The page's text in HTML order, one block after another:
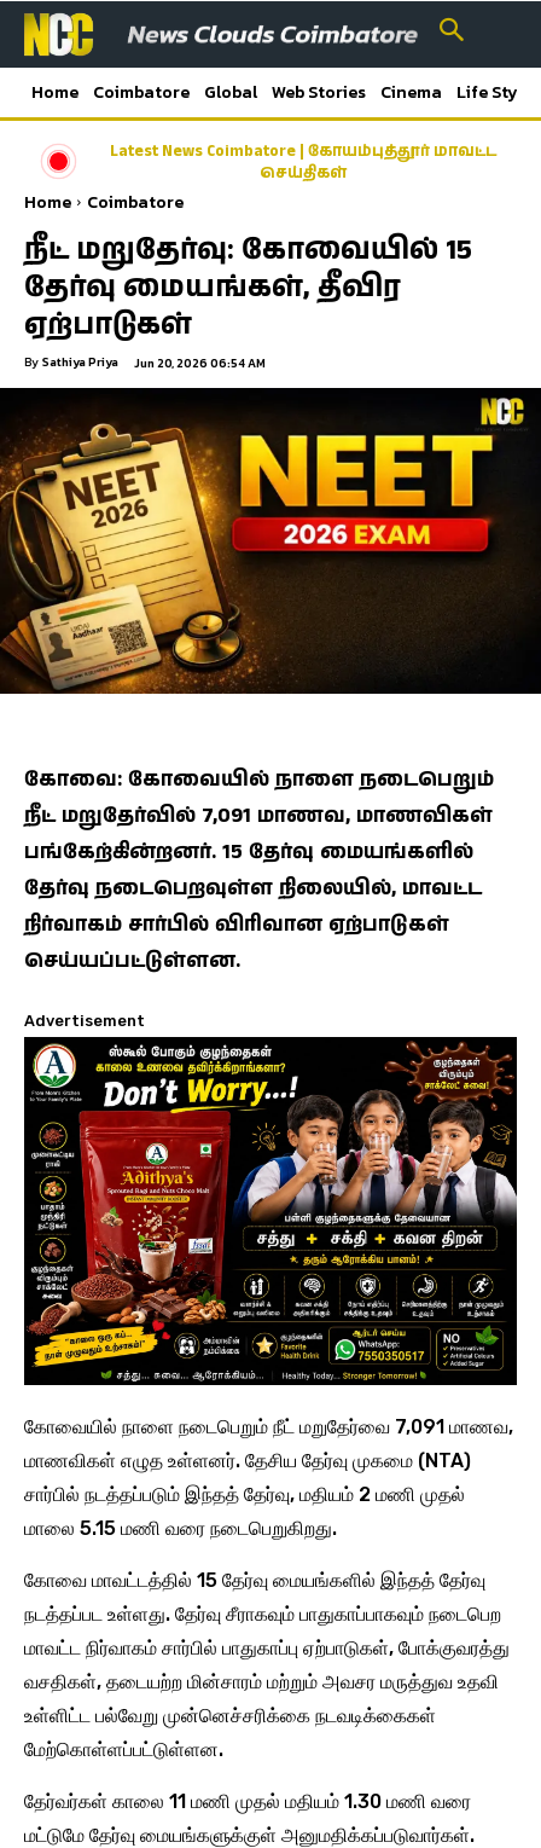
Home Coimbatore Global Web Stories Cinema Life Style
Latest News Coimbatore | கோயம்புத்தூர் மாவட்ட
செய்திகள்
ஓணம் பண்டிகை முன்னிட்டு சிறப்பு ரயில்கள்;
கேரளா–கோவை–பெங்களூரு பயணிகளுக்கு
Home Coimbatore
நீட் மறுதேர்வு: கோவையில் 15
தேர்வு மையங்கள், தீவிர
ஏற்பாடுகள்
By Sathiya Priya Jun 20, 2026 06:54 AM
கோவை: கோவையில் நாளை நடைபெறும்
நீட் மறுதேர்வில் 7,091 மாணவ, மாணவிகள்
பங்கேற்கின்றனர். 15 தேர்வு மையங்களில்
தேர்வு நடைபெறவுள்ள நிலையில், மாவட்ட
நிர்வாகம் சார்பில் விரிவான ஏற்பாடுகள்
செய்யப்பட்டுள்ளன.
Advertisement
கோவையில் நாளை நடைபெறும் நீட் மறுதேர்வை 7,091 மாணவ,
மாணவிகள் எழுத உள்ளனர். தேசிய தேர்வு முகமை (NTA)
சார்பில் நடத்தப்படும் இந்தத் தேர்வு, மதியம் 2 மணி முதல்
மாலை 5.15 மணி வரை நடைபெறுகிறது.
கோவை மாவட்டத்தில் 15 தேர்வு மையங்களில் இந்தத் தேர்வு
நடத்தப்பட உள்ளது. தேர்வு சீராகவும் பாதுகாப்பாகவும் நடைபெற
மாவட்ட நிர்வாகம் சார்பில் பாதுகாப்பு ஏற்பாடுகள், போக்குவரத்து
வசதிகள், தடையற்ற மின்சாரம் மற்றும் அவசர மருத்துவ உதவி
உள்ளிட்ட பல்வேறு முன்னெச்சரிக்கை நடவடிக்கைகள்
மேற்கொள்ளப்பட்டுள்ளன.
தேர்வர்கள் காலை 11 மணி முதல் மதியம் 1.30 மணி வரை
மட்டுமே தேர்வு மையங்களுக்குள் அனுமதிக்கப்படுவார்கள்.